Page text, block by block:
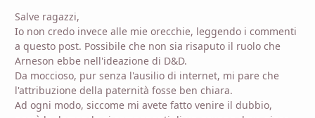
Salve ragazzi,
Io non credo invece alle mie orecchie, leggendo i commenti
a questo post. Possibile che non sia risaputo il ruolo che
Arneson ebbe nell'ideazione di D&D.
Da moccioso, pur senza l'ausilio di internet, mi pare che
l'attribuzione della paternità fosse ben chiara.
Ad ogni modo, siccome mi avete fatto venire il dubbio,